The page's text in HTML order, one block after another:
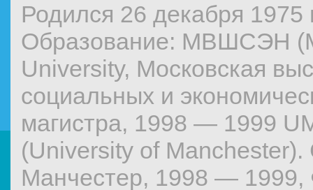
Родился 26 декабря 1975
Образование: МВШСЭН
University, Московская
социальных и
магистра, 1998 — 1999
(University of Manchester).
Манчестер, 1998 — 1999,